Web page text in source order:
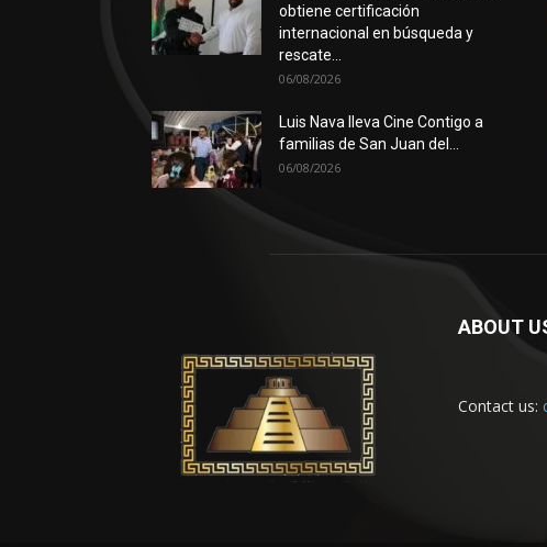
obtiene certificación
internacional en búsqueda y
rescate...
06/08/2026
Luis Nava lleva Cine Contigo a
familias de San Juan del...
06/08/2026
ABOUT
Contact us: